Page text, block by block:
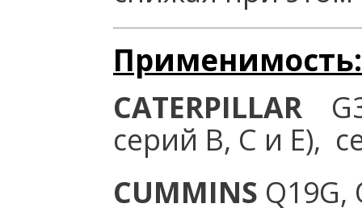
Применимость:
CATERPILLAR
серий В, С и E),
CUMMINS Q19G,